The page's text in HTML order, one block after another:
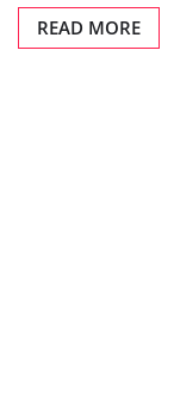
READ MORE